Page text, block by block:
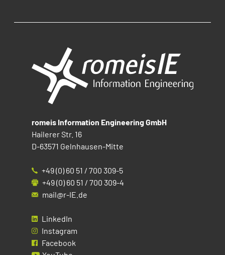
romeis Information Engineering GmbH
Hailerer Str. 16
D-63571 Gelnhausen-Mitte
+49 (0) 60 51 / 700 309-5
+49 (0) 60 51 / 700 309-4
mail@r-IE.de
LinkedIn
Instagram
Facebook